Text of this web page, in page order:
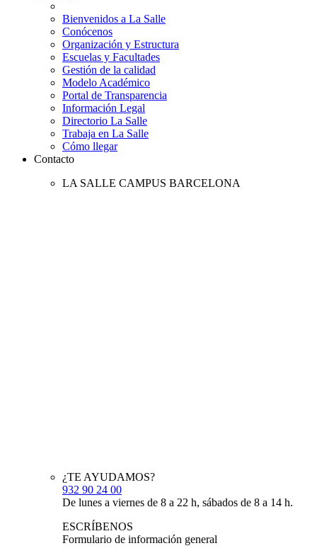
Bienvenidos a La Salle
Conócenos
Organización y Estructura
Escuelas y Facultades
Gestión de la calidad
Modelo Académico
Portal de Transparencia
Información Legal
Directorio La Salle
Trabaja en La Salle
Cómo llegar
Contacto
LA SALLE CAMPUS BARCELONA
¿TE AYUDAMOS?
932 90 24 00
De lunes a viernes de 8 a 22 h, sábados de 8 a 14 h.
ESCRÍBENOS
Formulario de información general